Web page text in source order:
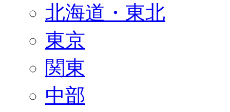
北海道・東北
東京
関東
中部